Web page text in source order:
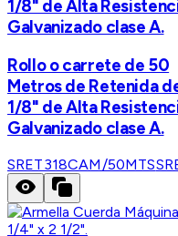
1/8" de Alta
Galvanizado clase A.
Rollo o carrete de 50
Metros de Retenida
1/8" de Alta
Galvanizado clase A.
SRET318CAM/50MTS